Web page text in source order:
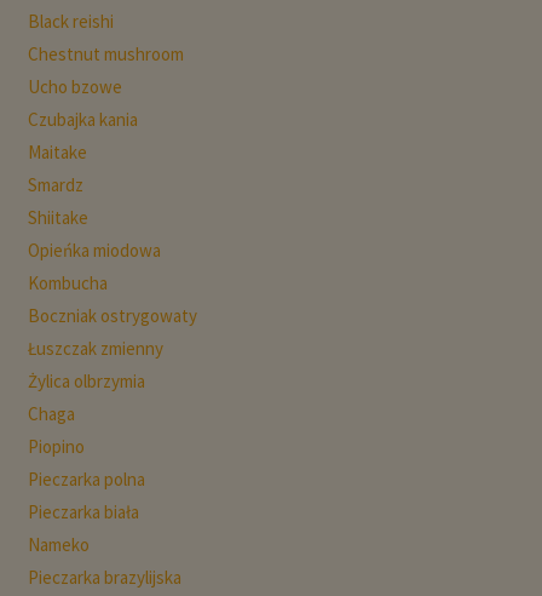
Black reishi
Chestnut mushroom
Ucho bzowe
Czubajka kania
Maitake
Smardz
Shiitake
Opieńka miodowa
Kombucha
Boczniak ostrygowaty
Łuszczak zmienny
Żylica olbrzymia
Chaga
Piopino
Pieczarka polna
Pieczarka biała
Nameko
Pieczarka brazylijska